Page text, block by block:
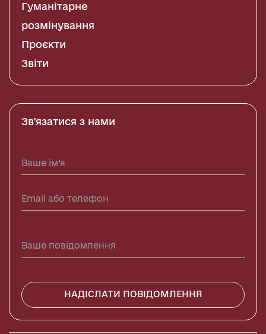
Гуманітарне
розмінування
Проєкти
Звіти
Зв'язатися з нами
НАДІСЛАТИ ПОВІДОМЛЕННЯ